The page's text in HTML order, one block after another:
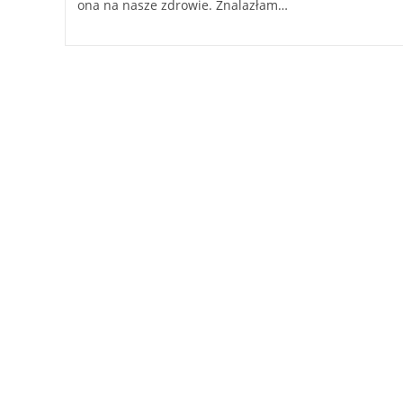
ona na nasze zdrowie. Znalazłam…